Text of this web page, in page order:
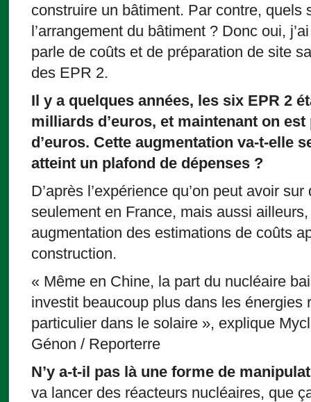
construire un bâtiment. Par contre, quels
l’arrangement du bâtiment ? Donc oui,
parle de coûts et de préparation de site
des EPR 2.
Il y a quelques années, les six EPR 2
milliards d’euros, et maintenant on
d’euros. Cette augmentation va-t-elle
atteint un plafond de dépenses ?
D’après l’expérience qu’on peut avoir
seulement en France, mais aussi
augmentation des estimations de coûts
construction.
« Même en Chine, la part du nucléaire
investit beaucoup plus dans les énergies
particulier dans le solaire », explique
Génon / Reporterre
N’y a-t-il pas là une forme de
va lancer des réacteurs nucléaires, que